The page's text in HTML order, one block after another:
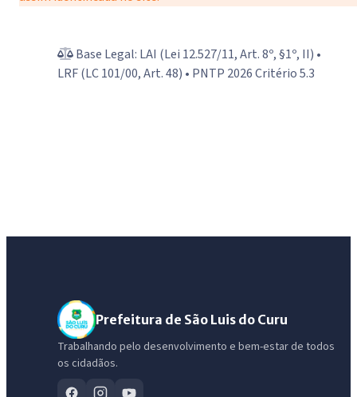
Base Legal: LAI (Lei 12.527/11, Art. 8º, §1º, II) •
LRF (LC 101/00, Art. 48) • PNTP 2026 Critério 5.3
Prefeitura de São Luis do Curu
Trabalhando pelo desenvolvimento e bem-estar de todos
os cidadãos.